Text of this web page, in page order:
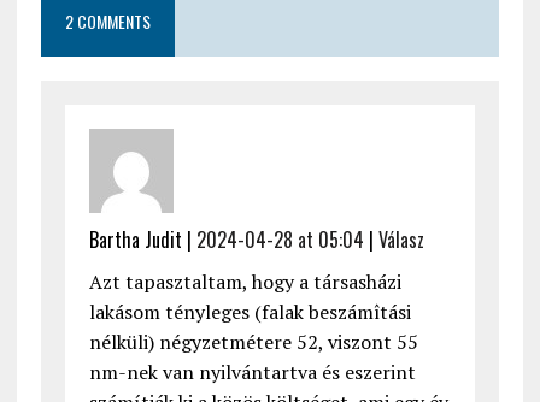
2 COMMENTS
Bartha Judit | 2024-04-28 at 05:04 | Válasz
Azt tapasztaltam, hogy a társasházi
lakásom tényleges (falak beszámîtási
nélküli) négyzetmétere 52, viszont 55
nm-nek van nyilvántartva és eszerint